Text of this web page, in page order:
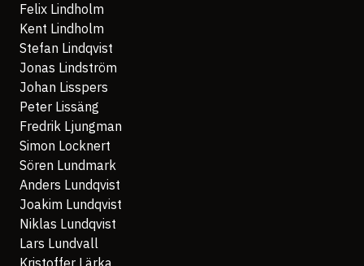
Felix Lindholm
Kent Lindholm
Stefan Lindqvist
Jonas Lindström
Johan Lisspers
Peter Lissäng
Fredrik Ljungman
Simon Locknert
Sören Lundmark
Anders Lundqvist
Joakim Lundqvist
Niklas Lundqvist
Lars Lundvall
Kristoffer Lärka